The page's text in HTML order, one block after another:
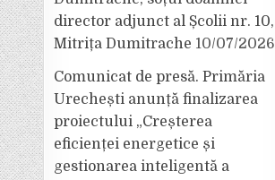
director adjunct al Școlii nr. 10,
Mitrița Dumitrache 10/07/2026
Comunicat de presă. Primăria
Urechești anunță finalizarea
proiectului „Creșterea
eficienței energetice și
gestionarea inteligentă a